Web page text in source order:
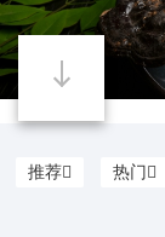
推荐 热门